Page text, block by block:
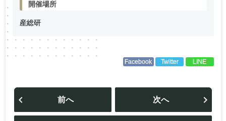
開催場所
産総研
Facebook Twitter LINE
投
ビ
前へ 次へ